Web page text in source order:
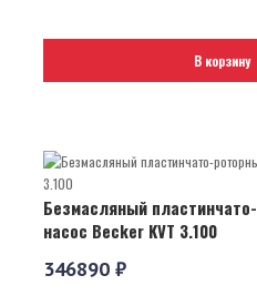
В корзину
Безмасляный
насос Becker KVT 3.100
346890 ₽